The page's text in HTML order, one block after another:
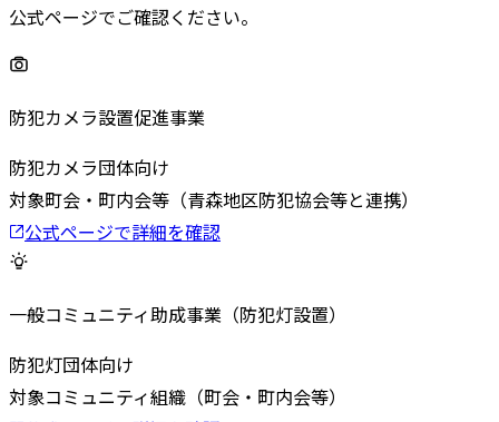
公式ページでご確認ください。
防犯カメラ設置促進事業
防犯カメラ団体向け
対象町会・町内会等（青森地区防犯協会等と連携）
公式ページで詳細を確認
一般コミュニティ助成事業（防犯灯設置）
防犯灯団体向け
対象コミュニティ組織（町会・町内会等）